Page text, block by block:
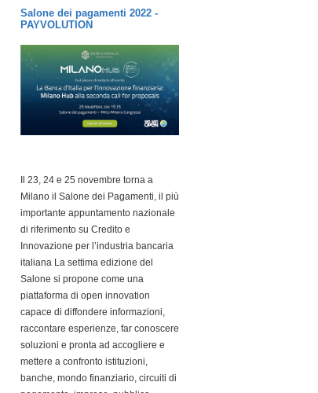
Salone dei pagamenti 2022 -
PAYVOLUTION
Il 23, 24 e 25 novembre torna a
Milano il Salone dei Pagamenti, il più
importante appuntamento nazionale
di riferimento su Credito e
Innovazione per l’industria bancaria
italiana La settima edizione del
Salone si propone come una
piattaforma di open innovation
capace di diffondere informazioni,
raccontare esperienze, far conoscere
soluzioni e pronta ad accogliere e
mettere a confronto istituzioni,
banche, mondo finanziario, circuiti di